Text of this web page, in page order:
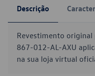
Descrição
Revestimento original
867-012-AL-AXU
na sua loja virtual